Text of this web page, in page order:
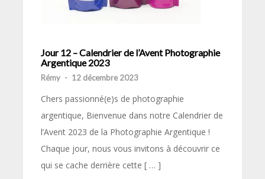
Jour 12 – Calendrier de l’Avent Photographie
Argentique 2023
Rémy - 12 décembre 2023
Chers passionné(e)s de photographie
argentique, Bienvenue dans notre Calendrier de
l’Avent 2023 de la Photographie Argentique !
Chaque jour, nous vous invitons à découvrir ce
qui se cache derrière cette [ … ]